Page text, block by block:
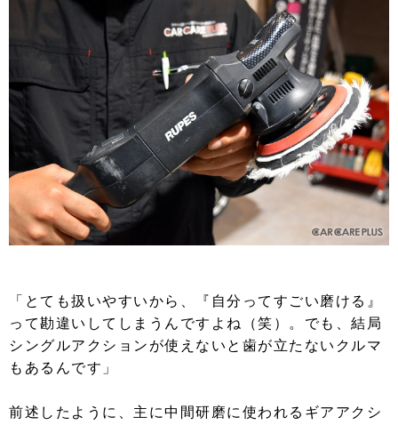
「とても扱いやすいから、『自分ってすごい磨ける』
って勘違いしてしまうんですよね（笑）。でも、結局
シングルアクションが使えないと歯が立たないクルマ
もあるんです」
前述したように、主に中間研磨に使われるギアアクシ